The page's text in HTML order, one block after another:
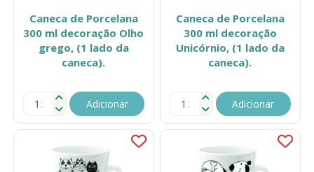
Caneca de Porcelana
300 ml decoração Olho
grego, (1 lado da
caneca).
Adicionar
Caneca de Porcelana
300 ml decoração
Unicórnio, (1 lado da
caneca).
Adicionar